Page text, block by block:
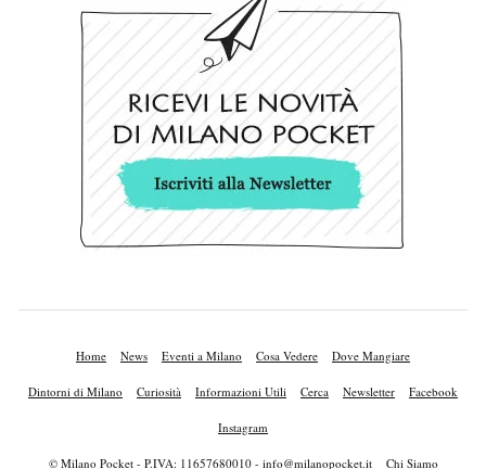
Home News Eventi a Milano Cosa Vedere Dove Mangiare
Dintorni di Milano Curiosità Informazioni Utili Cerca Newsletter Facebook
Instagram
© Milano Pocket - P.IVA: 11657680010 - info@milanopocket.it Chi Siamo